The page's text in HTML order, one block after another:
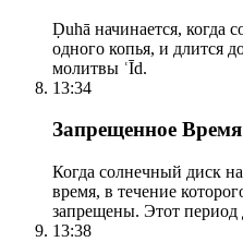
Ḍuhā начинается, когда
одного копья, и длится
молитвы ʿĪd.
13:34
Запрещенное
Когда солнечный диск
время, в течение
запрещены. Этот период
13:38